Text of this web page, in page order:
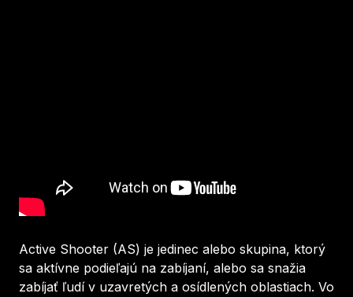
Active Shooter (AS) je jedinec alebo skupina, ktorý
sa aktívne podieľajú na zabíjaní, alebo sa snažia
zabíjať ľudí v uzavretých a osídlených oblastiach. Vo